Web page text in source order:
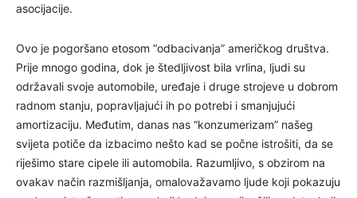
asocijacije.
Ovo je pogoršano etosom “odbacivanja” američkog društva.
Prije mnogo godina, dok je štedljivost bila vrlina, ljudi su
održavali svoje automobile, uređaje i druge strojeve u dobrom
radnom stanju, popravljajući ih po potrebi i smanjujući
amortizaciju. Međutim, danas nas “konzumerizam” našeg
svijeta potiče da izbacimo nešto kad se počne istrošiti, da se
riješimo stare cipele ili automobila. Razumljivo, s obzirom na
ovakav način razmišljanja, omalovažavamo ljude koji pokazuju